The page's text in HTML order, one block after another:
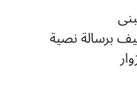
برسالة نصية